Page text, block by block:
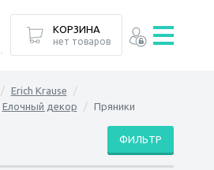
Erich Krause
Елочный декор Пряники
ФИЛЬТР
КОРЗИНА
нет товаров